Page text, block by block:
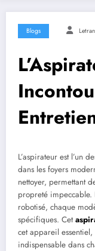
Blogs
L’aspirateur est l’un
dans les foyers
nettoyer, permettant
propreté impeccable.
robotisé, chaque
spécifiques. Cet
cet appareil
indispensable dans